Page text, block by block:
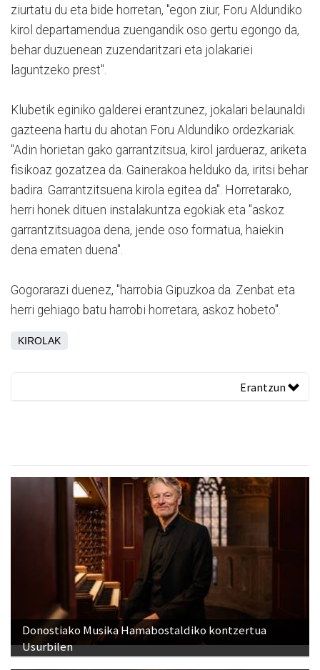
ziurtatu du eta bide horretan, "egon ziur, Foru Aldundiko
kirol departamendua zuengandik oso gertu egongo da,
behar duzuenean zuzendaritzari eta jolakariei
laguntzeko prest".
Klubetik eginiko galderei erantzunez, jokalari belaunaldi
gazteena hartu du ahotan Foru Aldundiko ordezkariak.
"Adin horietan gako garrantzitsua, kirol jardueraz, ariketa
fisikoaz gozatzea da. Gainerakoa helduko da, iritsi behar
badira. Garrantzitsuena kirola egitea da". Horretarako,
herri honek dituen instalakuntza egokiak eta "askoz
garrantzitsuagoa dena, jende oso formatua, haiekin
dena ematen duena".
Gogorarazi duenez, "harrobia Gipuzkoa da. Zenbat eta
herri gehiago batu harrobi horretara, askoz hobeto".
KIROLAK
Erantzun
Donostiako Musika Hamabostaldiko kontzertua
Usurbilen